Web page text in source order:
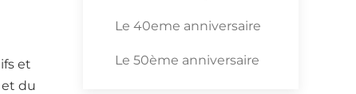
et
et du
Le 40eme anniversaire
Le 50ème anniversaire